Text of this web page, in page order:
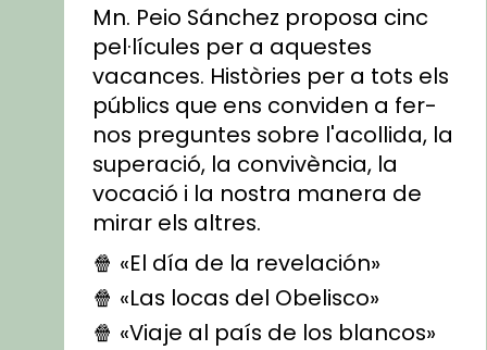
Mn. Peio Sánchez proposa cinc
pel·lícules per a aquestes
vacances. Històries per a tots els
públics que ens conviden a fer-
nos preguntes sobre l'acollida, la
superació, la convivència, la
vocació i la nostra manera de
mirar els altres.
🍿 «El día de la revelación»
🍿 «Las locas del Obelisco»
🍿 «Viaje al país de los blancos»